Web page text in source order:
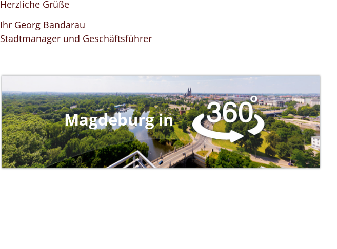
Herzliche Grüße
Ihr Georg Bandarau
Stadtmanager und Geschäftsführer
Magdeburg in